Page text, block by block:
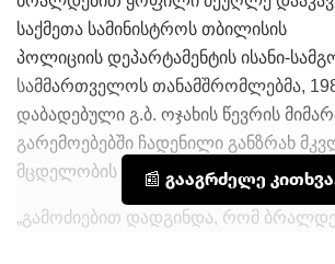
საქმეთა სამინისტროს თბილისის
პოლიციის დეპარტამენტის ისანი-
სამმართველოს თანამშრომლებმა,
დაბადებული გ.ბ. ოჯახის წევრის
გარემოებებში ჩადენილი განზრახ
მცდელობის ბრალდებით, თბილისში
„გამოძიებით დადგინდა, რომ
📰 გააგრძელე